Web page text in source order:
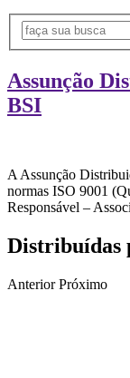
Assunção
BSI
A Assunção
normas ISO 9001
Responsável –
Distribuídas
Anterior Próximo